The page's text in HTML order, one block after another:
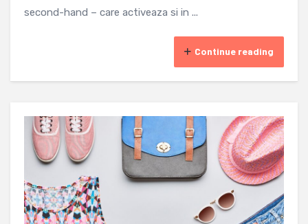
second-hand – care activeaza si in ...
Continue reading